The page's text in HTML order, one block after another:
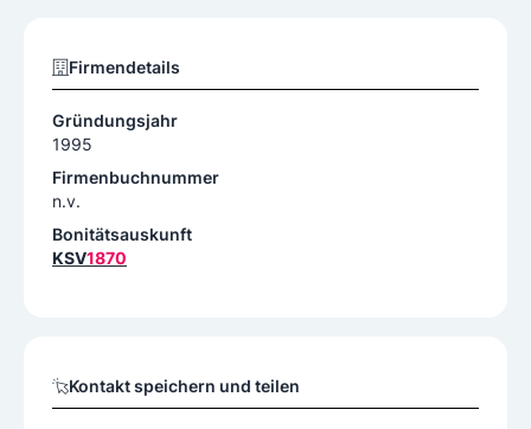
Firmendetails
Gründungsjahr
1995
Firmenbuchnummer
n.v.
Bonitätsauskunft
KSV1870
Kontakt speichern und teilen